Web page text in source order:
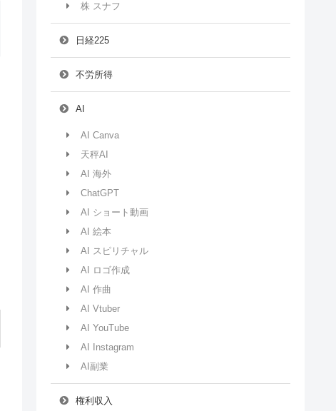
株 スナフ
日経225
不労所得
AI
AI Canva
天秤AI
AI 海外
ChatGPT
AI ショート動画
AI 絵本
AI スピリチャル
AI ロゴ作成
AI 作曲
AI Vtuber
AI YouTube
AI Instagram
AI副業
権利収入